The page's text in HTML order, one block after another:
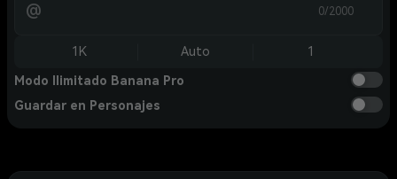
@ 0/2000
1K Auto 1
Modo Ilimitado Banana Pro
Guardar en Personajes